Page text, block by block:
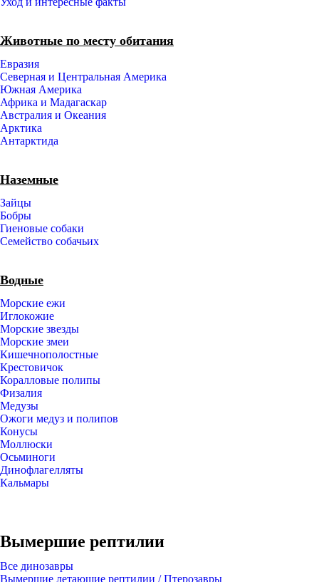
Животные по месту обитания
Евразия
Северная и Центральная Америка
Южная Америка
Африка и Мадагаскар
Австралия и Океания
Арктика
Антарктида
Наземные
Зайцы
Бобры
Гиеновые собаки
Семейство собачьих
Водные
Морские ежи
Иглокожие
Морские звезды
Морские змеи
Кишечнополостные
Крестовичок
Коралловые полипы
Физалия
Медузы
Ожоги медуз и полипов
Конусы
Моллюски
Осьминоги
Динофлагелляты
Кальмары
Вымершие рептилии
Все динозавры
Вымершие летающие рептилии / Птерозавры